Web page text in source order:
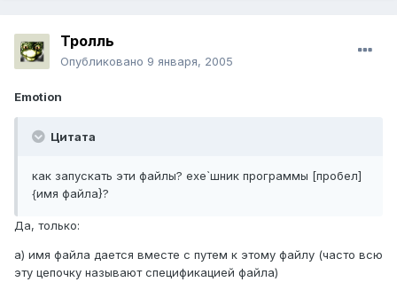
Тролль
Опубликовано 9 января, 2005
Emotion
Цитата
как запускать эти файлы? exe`шник программы [пробел]
{имя файла}?
Да, только:
а) имя файла дается вместе с путем к этому файлу (часто всю
эту цепочку называют спецификацией файла)